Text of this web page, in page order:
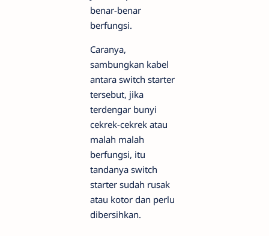
benar-benar
berfungsi.
Caranya,
sambungkan kabel
antara switch starter
tersebut, jika
terdengar bunyi
cekrek-cekrek atau
malah malah
berfungsi, itu
tandanya switch
starter sudah rusak
atau kotor dan perlu
dibersihkan.